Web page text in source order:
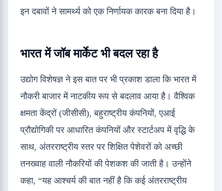
इन दबावों ने सामर्थ्य को एक निर्णायक कारक बना दिया है।
भारत में जॉब मार्केट भी बदल रहा है
उद्योग विशेषज्ञ ने इस बात पर भी प्रकाश डाला कि भारत में
नौकरी बाजार में नाटकीय रूप से बदलाव आया है। वैश्विक
क्षमता केंद्रों (जीसीसी), बहुराष्ट्रीय कंपनियों, एआई
प्रौद्योगिकी पर आधारित कंपनियों और स्टार्टअप में वृद्धि के
साथ, अंतरराष्ट्रीय स्तर पर शिक्षित पेशेवरों को अच्छी
तनख्वाह वाली नौकरियों की पेशकश की जाती है। उन्होंने
कहा, “यह आश्चर्य की बात नहीं है कि कई अंतरराष्ट्रीय